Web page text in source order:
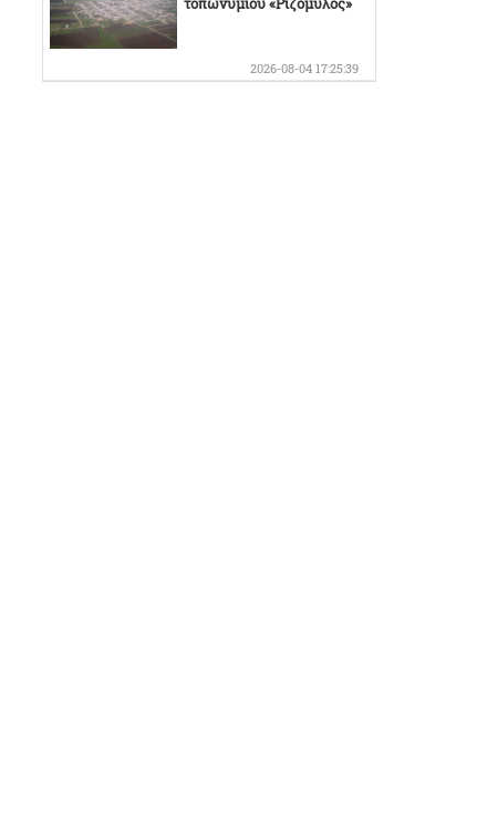
τοπωνυμίου «Ριζόμυλος»
2026-08-04 17:25:39